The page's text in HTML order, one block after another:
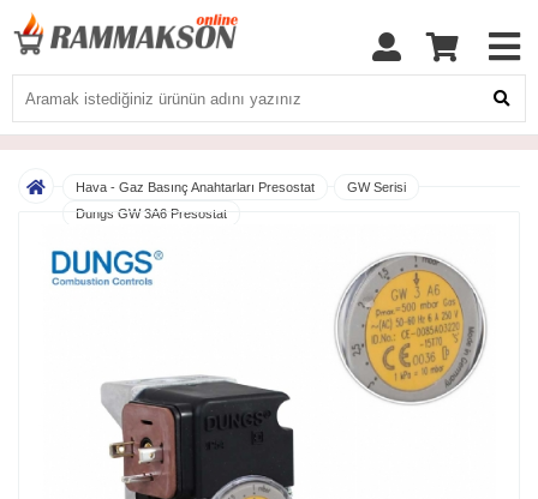
Hava - Gaz Basınç Anahtarları Presostat
GW Serisi
Dungs GW 3A6 Presostat